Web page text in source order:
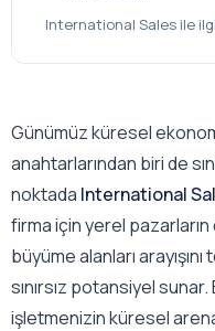
International Sales ile
Günümüz küresel
anahtarlarından biri de
noktada International
firma için yerel
büyüme alanları
sınırsız potansiyel
işletmenizin küresel